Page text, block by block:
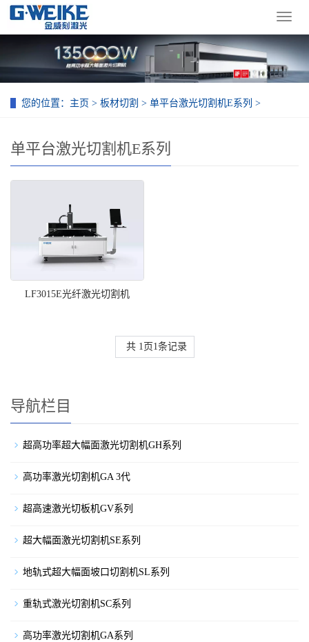
导
菜
单
您的位置： 主页 > 板材切割 > 单平台激光切割机E系列 >
单平台激光切割机E系列
LF3015E光纤激光切割机
共 1 页 1条记录
导航栏目
超高功率超大幅面激光切割机GH系列
高功率激光切割机GA 3代
超高速激光切板机GV系列
超大幅面激光切割机SE系列
地轨式超大幅面坡口切割机SL系列
重轨式激光切割机SC系列
高功率激光切割机GA系列